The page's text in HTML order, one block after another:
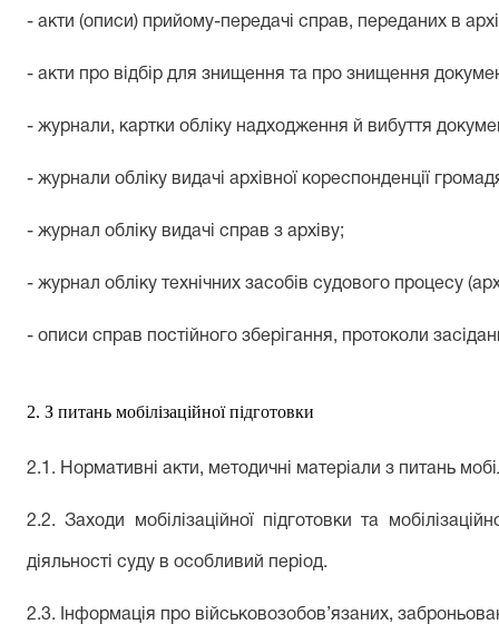
- акти (описи) прийому-передачі справ, переданих в
- акти про відбір для знищення та про знищення
- журнали, картки обліку надходження й вибуття
- журнали обліку видачі архівної кореспонденції
- журнал обліку видачі справ з архіву;
- журнал обліку технічних засобів судового процесу
- описи справ постійного зберігання, протоколи
2. З питань мобілізаційної підготовки
2.1. Нормативні акти, методичні матеріали з питань
2.2. Заходи мобілізаційної підготовки та
діяльності суду в особливий період.
2.3. Інформація про військовозобов’язаних,